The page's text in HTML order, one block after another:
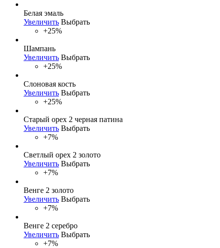
Белая эмаль
Увеличить Выбрать
+25%
Шампань
Увеличить Выбрать
+25%
Слоновая кость
Увеличить Выбрать
+25%
Старый орех 2 черная патина
Увеличить Выбрать
+7%
Светлый орех 2 золото
Увеличить Выбрать
+7%
Венге 2 золото
Увеличить Выбрать
+7%
Венге 2 серебро
Увеличить Выбрать
+7%